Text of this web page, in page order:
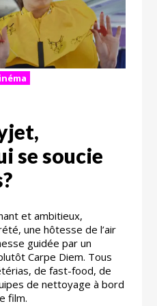
se soucie
et ambitieux,
une hôtesse de l’air
guidée par un
Carpe Diem. Tous
de fast-food, de
de nettoyage à bord
film.